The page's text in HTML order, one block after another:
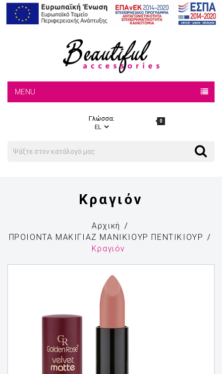
MENU
Γλώσσα: 0
Search
Κραγιόν
Αρχική
ΠΡΟΙΟΝΤΑ ΜΑΚΙΓΙΑΖ ΜΑΝΙΚΙΟΥΡ ΠΕΝΤΙΚΙΟΥΡ
Κραγιόν